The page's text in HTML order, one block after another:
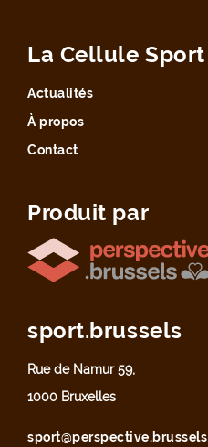
La Cellule Sport
Actualités
À propos
Contact
Produit par
sport.brussels
Rue de Namur 59,
1000 Bruxelles
sport@perspective.brussels